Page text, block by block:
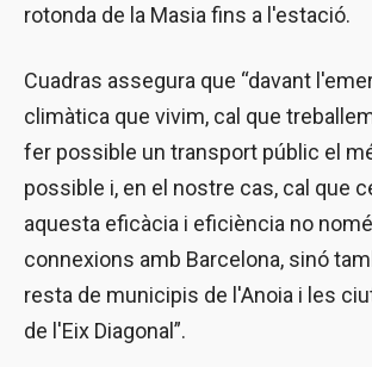
rotonda de la Masia fins a l'estació.
Cuadras assegura que “davant
climàtica que vivim, cal que
fer possible un transport públic el
possible i, en el nostre cas, cal que
aquesta eficàcia i eficiència no
connexions amb Barcelona, sinó
resta de municipis de l'Anoia i les
de l'Eix Diagonal”.